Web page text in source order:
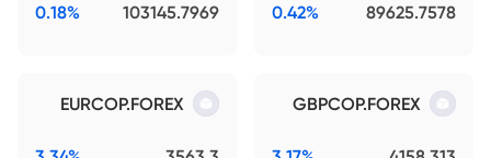
89625.7578
0.42%
103145.7969
0.18%
GBPCOP.FOREX
EURCOP.FOREX